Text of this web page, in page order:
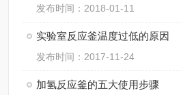
发布时间：2018-01-11
实验室反应釜温度过低的原因
发布时间：2017-11-24
加氢反应釜的五大使用步骤